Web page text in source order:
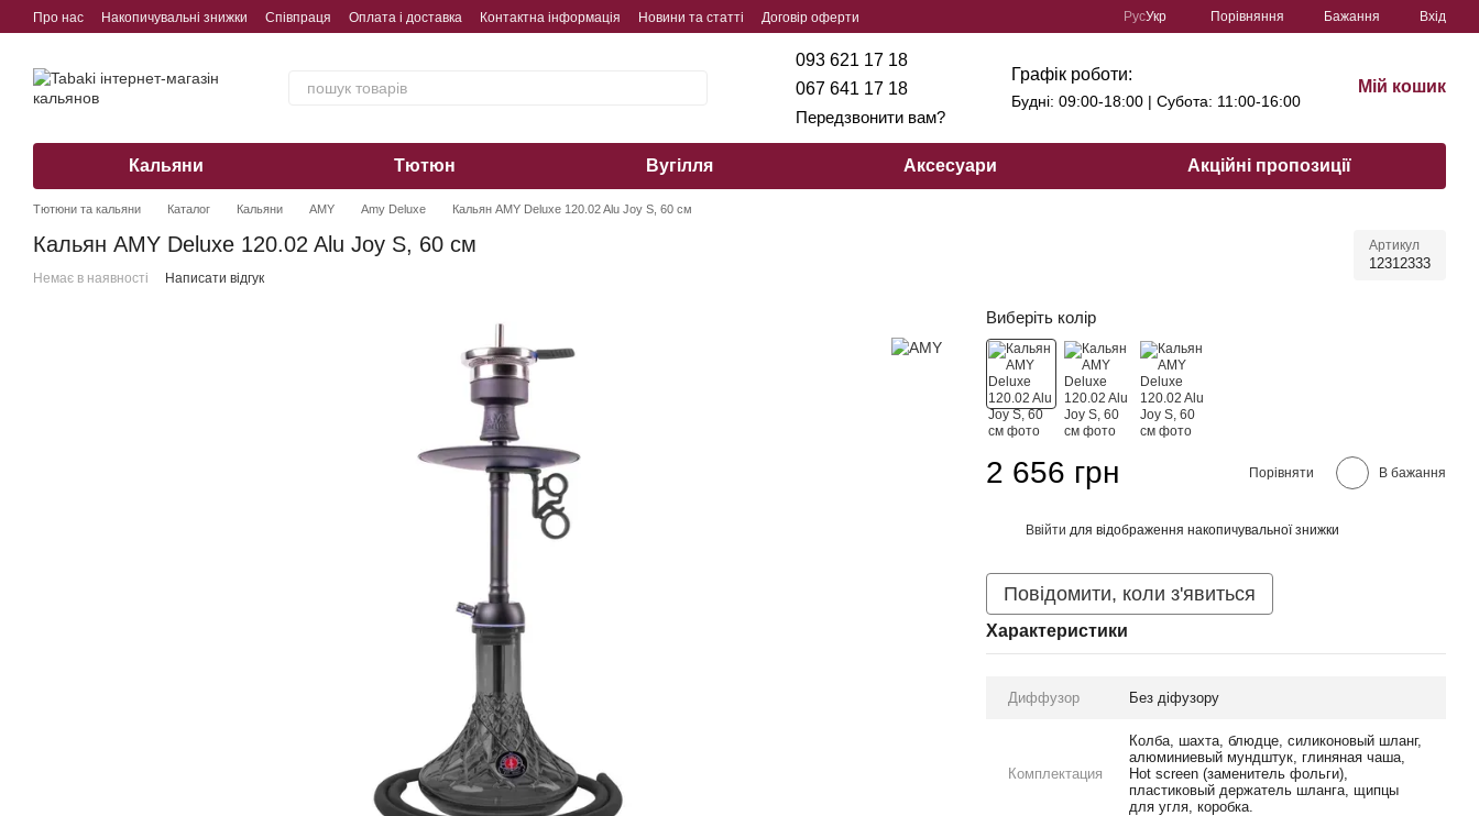
Перейти до основного контенту
Про нас Накопичувальні знижки Співпраця Оплата і доставка Контактна інформація Новини та статті
Договір оферти
РусУкр Порівняння Бажання Вхід
093 621 17 18
067 641 17 18
Передзвонити вам?
Графік роботи:
Будні: 09:00-18:00 | Субота: 11:00-16:00
Мій кошик
Кальяни Тютюн Вугілля Аксесуари Акційні пропозиції
Тютюни та кальяни Каталог Кальяни AMY Amy Deluxe Кальян AMY Deluxe 120.02 Alu Joy S, 60 см
Кальян AMY Deluxe 120.02 Alu Joy S, 60 см Артикул
12312333
Немає в наявності Написати відгук
Виберіть колір
2 656 грн Порівняти В бажання
Ввійти для відображення накопичувальної знижки
Повідомити, коли з'явиться
Характеристики
Диффузор Без діфузору
Комплектация
Колба, шахта, блюдце, силиконовый шланг,
алюминиевый мундштук, глиняная чаша,
Hot screen (заменитель фольги),
пластиковый держатель шланга, щипцы
для угля, коробка.